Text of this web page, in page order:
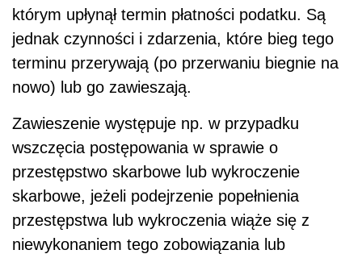
którym upłynął termin płatności podatku. Są
jednak czynności i zdarzenia, które bieg tego
terminu przerywają (po przerwaniu biegnie na
nowo) lub go zawieszają.
Zawieszenie występuje np. w przypadku
wszczęcia postępowania w sprawie o
przestępstwo skarbowe lub wykroczenie
skarbowe, jeżeli podejrzenie popełnienia
przestępstwa lub wykroczenia wiąże się z
niewykonaniem tego zobowiązania lub